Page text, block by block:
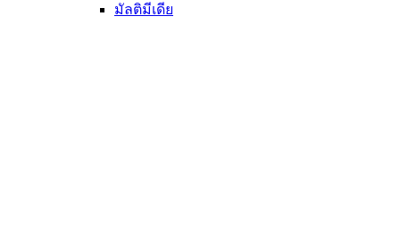
มัลติมีเดีย